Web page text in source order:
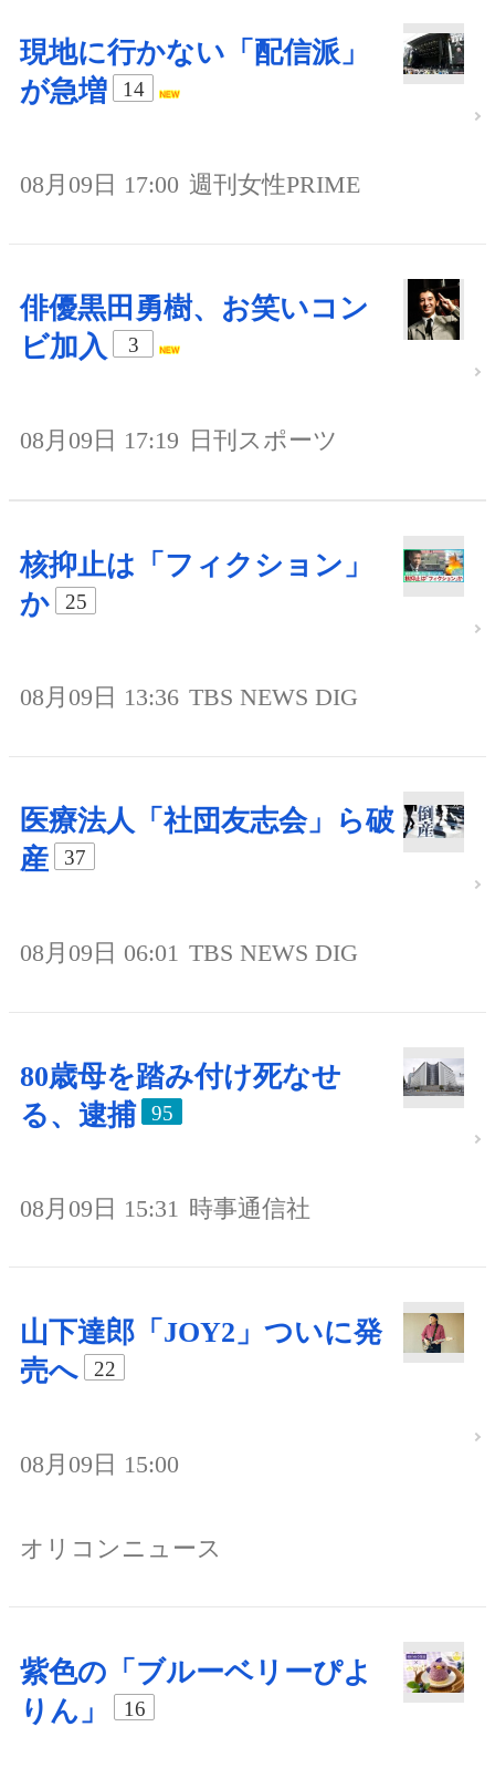
現地に行かない「配信派」
が急増
14
08月09日 17:00 週刊女性PRIME
俳優黒田勇樹、お笑いコン
ビ加入
3
08月09日 17:19 日刊スポーツ
核抑止は「フィクション」
か
25
08月09日 13:36 TBS NEWS DIG
医療法人「社団友志会」ら破
産
37
08月09日 06:01 TBS NEWS DIG
80歳母を踏み付け死なせ
る、逮捕
95
08月09日 15:31 時事通信社
山下達郎「JOY2」ついに発
売へ
22
08月09日 15:00
オリコンニュース
紫色の「ブルーベリーぴよ
りん」
16